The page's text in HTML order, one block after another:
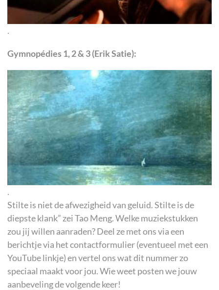
.
Gymnopédies 1, 2 & 3 (Erik Satie):
.
Stilte is niet de afwezigheid van geluid. Stilte is de
diepste klank” zei Tao Meng. Welke muziekstukken
zou jij willen aanraden? Deel ze met ons via een
berichtje via het contactformulier (eventueel met een
YouTube linkje) en vertel ons wat dit nummer zo
speciaal maakt voor jou. Wie weet posten we jouw
aanbeveling de volgende keer!